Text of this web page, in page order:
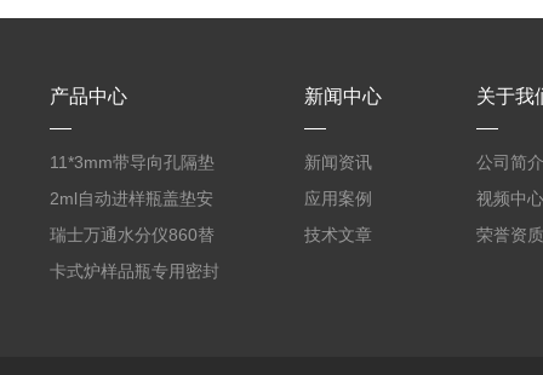
产品中心
11*3mm带导向孔隔垫
气相色谱仪用红色耐
380℃高温 替代5193-
4757 瓶装一瓶50个
2ml自动进样瓶盖垫安
捷伦款气相螺纹顶空瓶
液相切口9*1mm聚四氟
瑞士万通水分仪860替
代原装产品 6.1448.057
卡式炉样品瓶专用密封
新闻中心
新闻资讯
应用案例
技术文章
关于我
公司简介
视频中心
荣誉资质